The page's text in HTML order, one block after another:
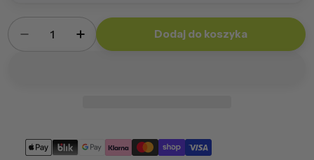
Ilość
Zmniejsz ilość dla Sakwa Dot Plusz + poduszka
Zwiększ ilość dla Sakwa Dot Plusz +
Dodaj do koszyka
Metody